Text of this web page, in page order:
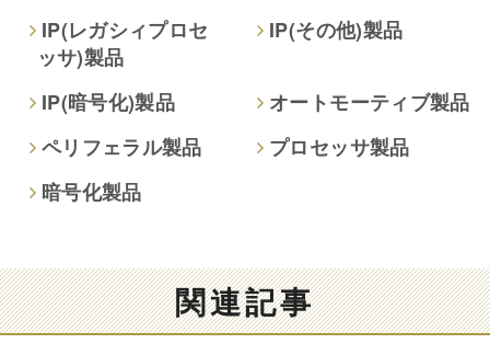
IP(レガシィプロセ
ッサ)製品
IP(その他)製品
IP(暗号化)製品
オートモーティブ製品
ペリフェラル製品
プロセッサ製品
暗号化製品
関連記事